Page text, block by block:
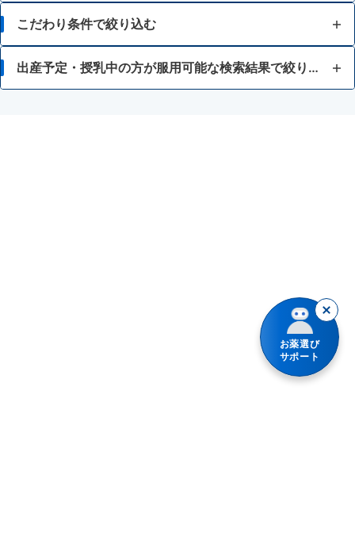
鼻水
くしゃみ
こだわり条件で絞り込む
7歳未満 出産予定・授乳中の方が服用可能な検索結果で絞り込む
お薬選び
サポート